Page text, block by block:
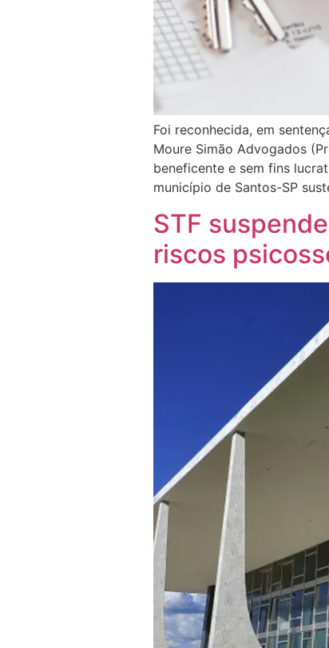
Foi reconhecida, em
Moure Simão Advogados
beneficente e sem fins
município de Santos-SP
STF
riscos